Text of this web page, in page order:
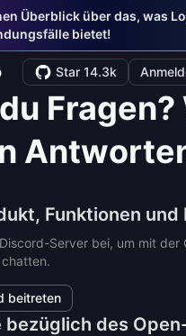
Überblick über das, was
bietet!
Star 14.3k
Fragen?
Funktionen und
Server bei, um mit der
beitreten
bezüglich des